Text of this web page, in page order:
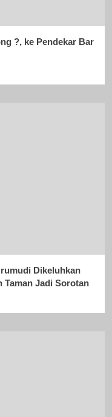
?, ke Pendekar Bar
Dikeluhkan
Taman Jadi Sorotan